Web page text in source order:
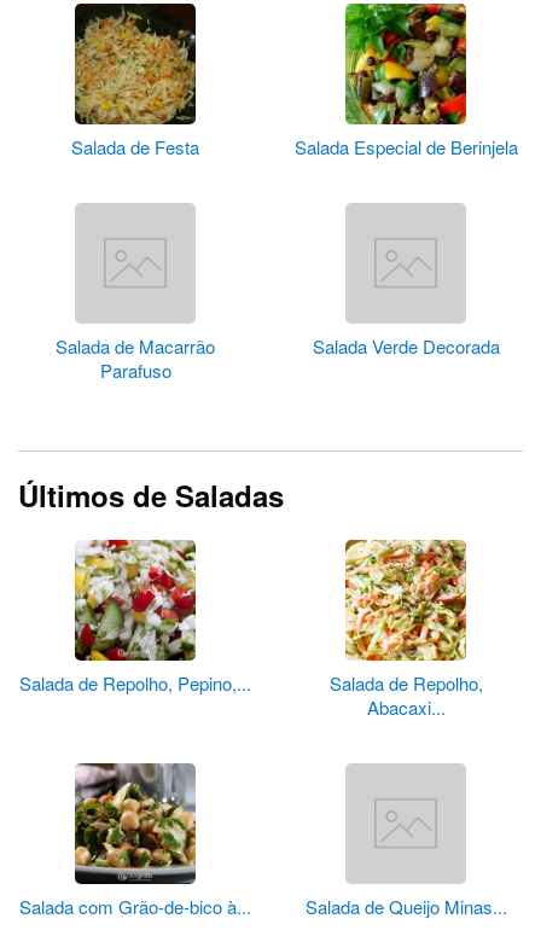
Salada de Festa Salada Especial de Berinjela
Salada de Macarrão
Parafuso
Salada Verde Decorada
Últimos de Saladas
Salada de Repolho, Pepino,...
Salada de Repolho,
Abacaxi...
Salada com Grão-de-bico à... Salada de Queijo Minas...